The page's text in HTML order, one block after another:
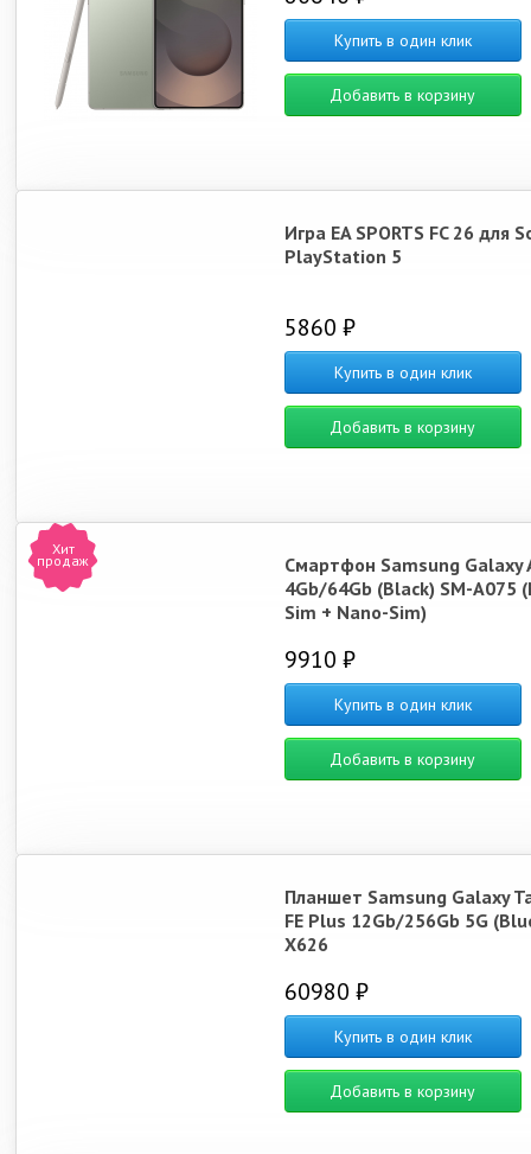
Купить в один клик
Добавить в корзину
Игра EA SPORTS FC 26 для
PlayStation 5
5860 ₽
Купить в один клик
Добавить в корзину
Хит
продаж
Смартфон Samsung Galaxy
4Gb/64Gb (Black) SM-A075
Sim + Nano-Sim)
9910 ₽
Купить в один клик
Добавить в корзину
Планшет Samsung Galaxy
FE Plus 12Gb/256Gb 5G
X626
60980 ₽
Купить в один клик
Добавить в корзину